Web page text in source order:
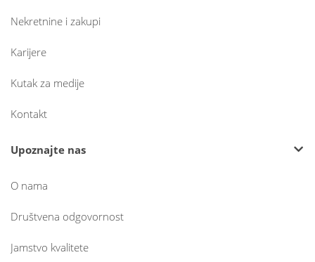
Nekretnine i zakupi
Karijere
Kutak za medije
Kontakt
Upoznajte nas
O nama
Društvena odgovornost
Jamstvo kvalitete